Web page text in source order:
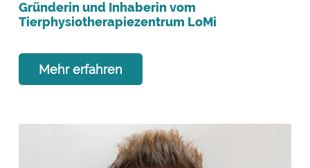
Gründerin und Inhaberin vom
Tierphysiotherapiezentrum LoMi
Mehr erfahren